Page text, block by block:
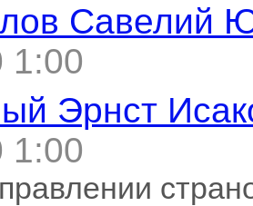
Савелий
1:00
Эрнст
1:00